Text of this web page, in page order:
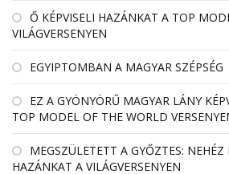
Ő KÉPVISELI HAZÁNKAT A TOP
VILÁGVERSENYEN
EGYIPTOMBAN A MAGYAR SZÉPSÉG
EZ A GYÖNYÖRŰ MAGYAR LÁNY
TOP MODEL OF THE WORLD
MEGSZÜLETETT A GYŐZTES: NEHÉZ
HAZÁNKAT A VILÁGVERSENYEN